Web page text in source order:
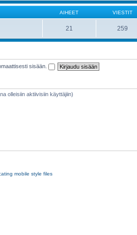
AIHEET VIESTIT
21 259
sisään.
olleisiin aktiivisiin käyttäjiin)
mobile style files